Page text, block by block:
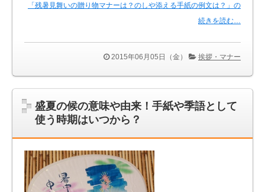
「残暑見舞いの贈り物マナーは？のしや添える手紙の例文は？」の
続きを読む…
2015年06月05日（金） 挨拶・マナー
盛夏の候の意味や由来！手紙や季語として
使う時期はいつから？